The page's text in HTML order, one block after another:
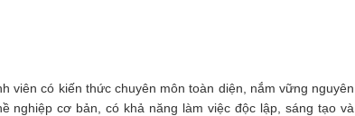
có kiến thức chuyên môn toàn diện, nắm vững nguyên
nghiệp cơ bản, có khả năng làm việc độc lập, sáng tạo và